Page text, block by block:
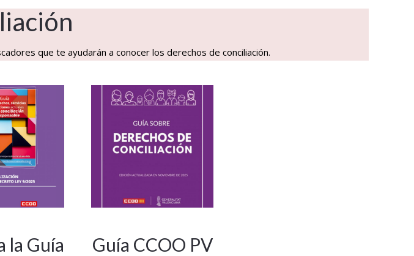
que te ayudarán a conocer los derechos de conciliación.
la Guía
Guía CCOO PV